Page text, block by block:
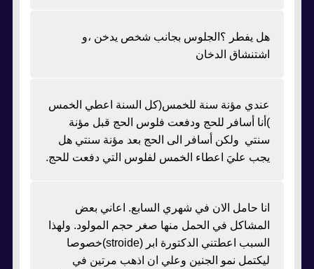
هل يفطر ؟الجلوس بجانب شخص يدخن ،و
اشتنشاق الدخان
عندي مؤنة سنة للخمس(كل السنة اعطي الخمس
)أنا أسافر للحج ودفعت فلوس الحج قبل مؤنة
سنتي ولكن أسافر الى الحج بعد مؤنة سنتي هل
يجب عليَ اعطاء الخمس لفلوس التي دفعت للحج.
انا حامل الان في شهري السابع. اعاني بعض
المشاكل في الحمل منها صغر حجم المولود. ولهذا
السبب اعطتني الدكتورة ابر (stroide)خصوصا
ليكتمل نمو الجنين وعلي ان اذهب مرتين في